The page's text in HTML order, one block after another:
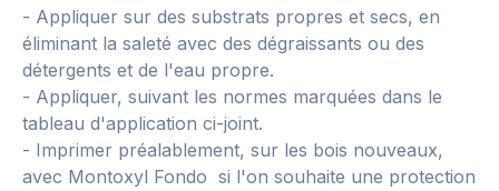
- Appliquer sur des substrats propres et secs, en
éliminant la saleté avec des dégraissants ou des
détergents et de l'eau propre.
- Appliquer, suivant les normes marquées dans le
tableau d'application ci-joint.
- Imprimer préalablement, sur les bois nouveaux,
avec Montoxyl Fondo si l'on souhaite une protection